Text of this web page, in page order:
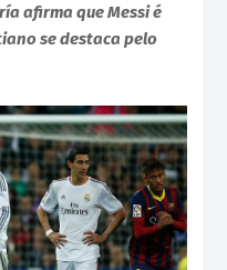
afirma que Messi é
se destaca pelo